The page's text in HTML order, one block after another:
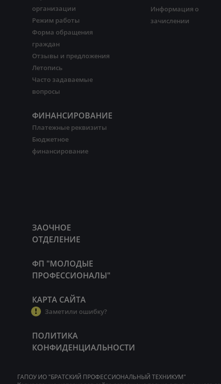
организации
Режим работы
Форма обращения
граждан
Отзывы и предложения
Летопись
Часто задаваемые
вопросы
ФИНАНСИРОВАНИЕ
Платежные реквизиты
Бюджетное
финансирование
Информация о
зачислении
ЗАОЧНОЕ
ОТДЕЛЕНИЕ
ФП "МОЛОДЫЕ
ПРОФЕССИОНАЛЫ"
КАРТА САЙТА
Заметили ошибку?
ПОЛИТИКА
КОНФИДЕНЦИАЛЬНОСТИ
ГАПОУ ИО "БРАТСКИЙ ПРОФЕССИОНАЛЬНЫЙ ТЕХНИКУМ"